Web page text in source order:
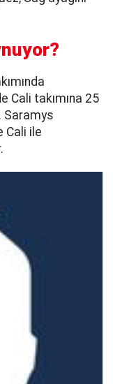
Cali takımına 25
Saramys
Cali ile